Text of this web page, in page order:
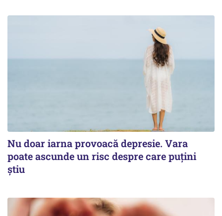
Nu doar iarna provoacă depresie. Vara
poate ascunde un risc despre care puțini
știu